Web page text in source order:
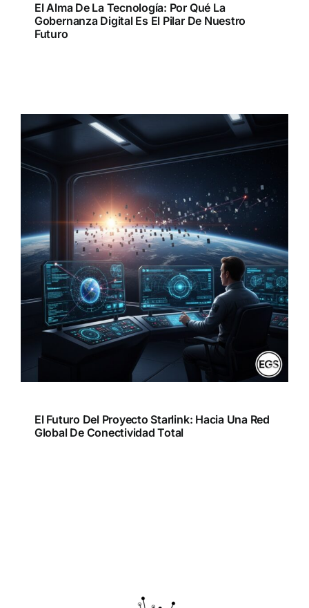
El Alma De La Tecnología: Por Qué La
Gobernanza Digital Es El Pilar De Nuestro
Futuro
El Futuro Del Proyecto Starlink: Hacia Una Red
Global De Conectividad Total